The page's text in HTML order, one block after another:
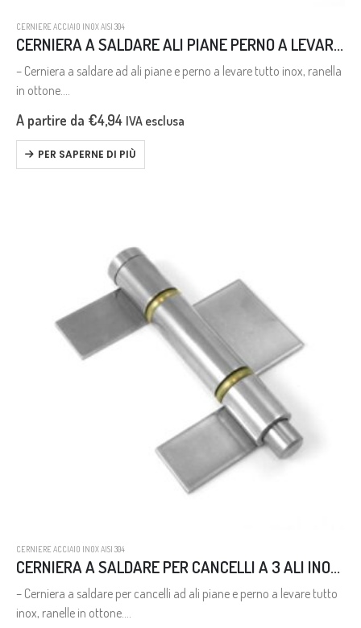
CERNIERE ACCIAIO INOX AISI 304
CERNIERA A SALDARE ALI PIANE PERNO A LEVARE INOX AISI 304
– Cerniera a saldare ad ali piane e perno a levare tutto inox, ranella
in ottone.
brass ring.
A partire da €4,94 IVA esclusa
PER SAPERNE DI PIÙ
CERNIERE ACCIAIO INOX AISI 304
CERNIERA A SALDARE PER CANCELLI A 3 ALI INOX AISI 304
– Cerniera a saldare per cancelli ad ali piane e perno a levare tutto
inox, ranelle in ottone.